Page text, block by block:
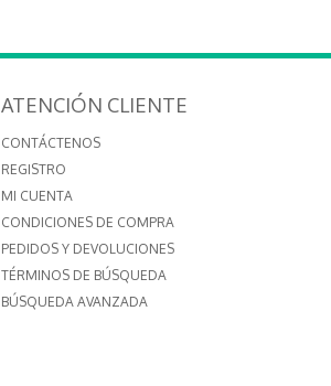
ATENCIÓN CLIENTE
CONTÁCTENOS
REGISTRO
MI CUENTA
CONDICIONES DE COMPRA
PEDIDOS Y DEVOLUCIONES
TÉRMINOS DE BÚSQUEDA
BÚSQUEDA AVANZADA